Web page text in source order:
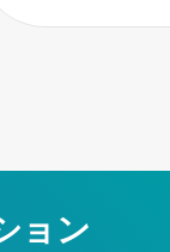
ョン